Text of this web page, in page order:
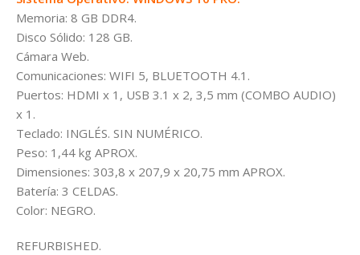
Memoria: 8 GB DDR4.
Disco Sólido: 128 GB.
Cámara Web.
Comunicaciones: WIFI 5, BLUETOOTH 4.1.
Puertos: HDMI x 1, USB 3.1 x 2, 3,5 mm (COMBO AUDIO)
x 1.
Teclado: INGLÉS. SIN NUMÉRICO.
Peso: 1,44 kg APROX.
Dimensiones: 303,8 x 207,9 x 20,75 mm APROX.
Batería: 3 CELDAS.
Color: NEGRO.
REFURBISHED.